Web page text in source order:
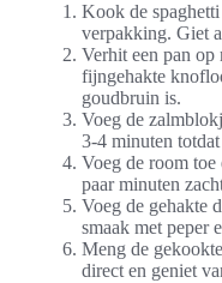
Kook de
verpakking. Giet
Verhit een pan
fijngehakte
goudbruin is.
Voeg de
3-4 minuten
Voeg de room toe
paar minuten
Voeg de gehakte
smaak met peper
Meng de
direct en geniet